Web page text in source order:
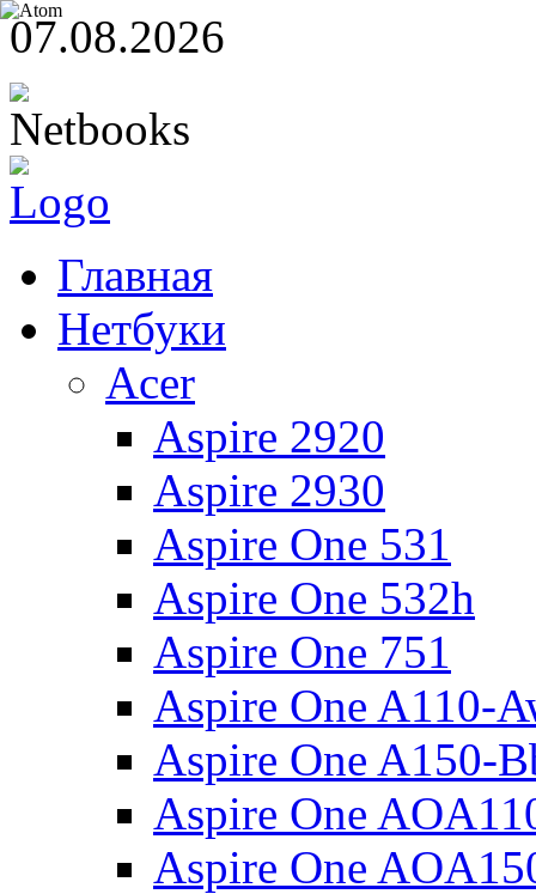
07.08.2026
Главная
Нетбуки
Acer
Aspire 2920
Aspire 2930
Aspire One 531
Aspire One 532h
Aspire One 751
Aspire One A110-
Aspire One A150-
Aspire One
Aspire One